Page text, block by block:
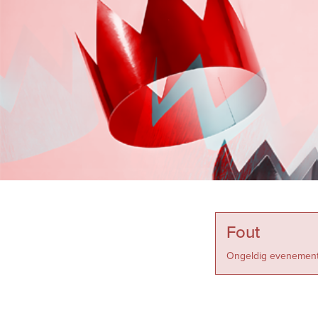
Fout
Ongeldig